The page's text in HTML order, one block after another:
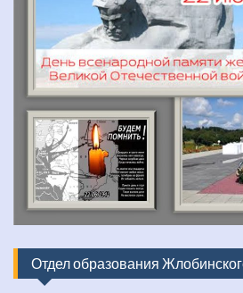
Отдел образования